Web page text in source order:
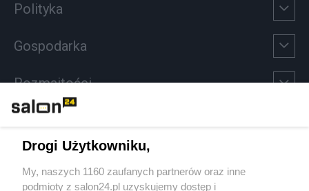
Polityka
Gospodarka
Rozmaitości
Sport
Drogi Użytkowniku,
My, naszych 1160 zaufanych partnerów oraz inne
podmioty z salon24.pl uzyskujemy dostęp i